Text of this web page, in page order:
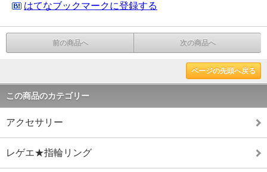
はてなブックマークに登録する
前の商品へ 次の商品へ
ページの先頭へ戻る
この商品のカテゴリー
アクセサリー
レゲエ★指輪リング